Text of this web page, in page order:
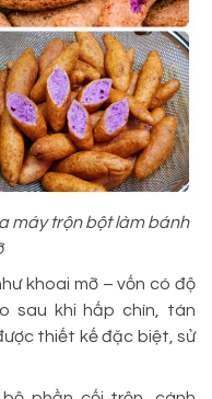
máy trộn bột làm bánh
khoai mỡ – vốn có độ
sau khi hấp chín, tán
thiết kế đặc biệt, sử